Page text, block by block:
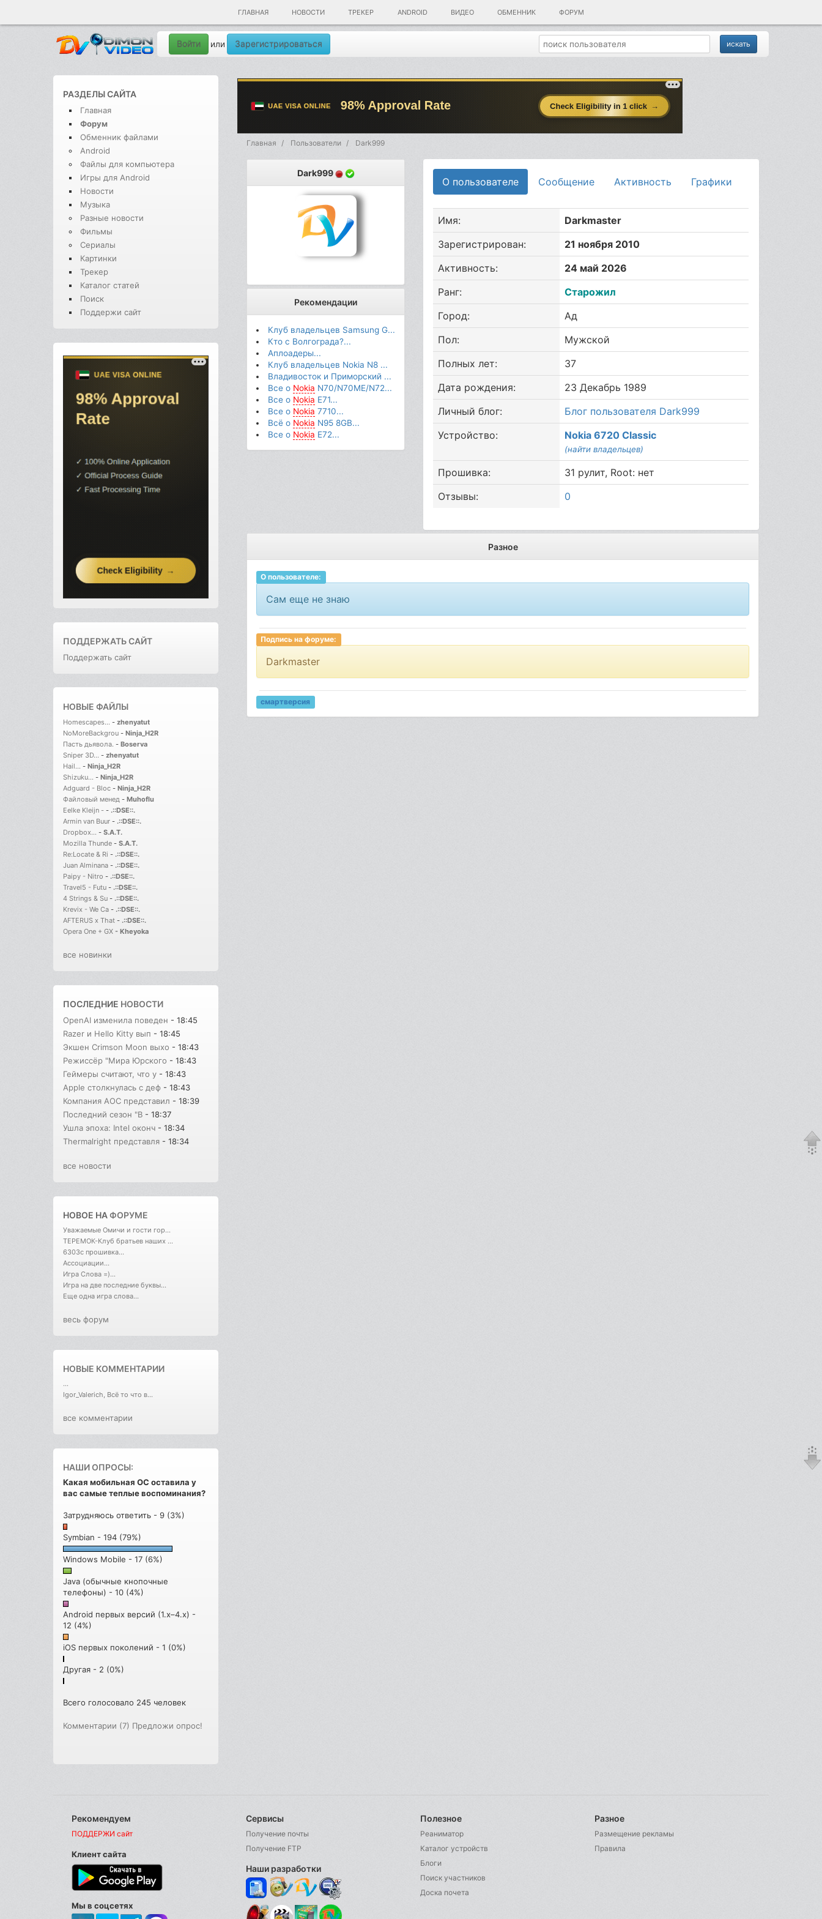
ГЛАВНАЯ НОВОСТИ ТРЕКЕР ANDROID ВИДЕО ОБМЕННИК ФОРУМ
Войти или Зарегистрироваться
РАЗДЕЛЫ САЙТА
Главная
Форум
Обменник файлами
Android
Файлы для компьютера
Игры для Android
Новости
Музыка
Разные новости
Фильмы
Сериалы
Картинки
Трекер
Каталог статей
Поиск
Поддержи сайт
ПОДДЕРЖАТЬ САЙТ
Поддержать сайт
НОВЫЕ ФАЙЛЫ
Homescapes... - zhenyatut
NoMoreBackgrou - Ninja_H2R
Пасть дьявола. - Boserva
Sniper 3D... - zhenyatut
Hail... - Ninja_H2R
Shizuku... - Ninja_H2R
Adguard - Bloc - Ninja_H2R
Файловый менед - Muhoflu
Eelke Kleijn - - .::DSE::.
Armin van Buur - .::DSE::.
Dropbox... - S.A.T.
Mozilla Thunde - S.A.T.
Re:Locate & Ri - .::DSE::.
Juan Alminana - .::DSE::.
Paipy - Nitro - .::DSE::.
Travel5 - Futu - .::DSE::.
4 Strings & Su - .::DSE::.
Krevix - We Ca - .::DSE::.
AFTERUS x That - .::DSE::.
Opera One + GX - Kheyoka
все новинки
ПОСЛЕДНИЕ НОВОСТИ
OpenAI изменила поведен - 18:45
Razer и Hello Kitty вып - 18:45
Экшен Crimson Moon выхо - 18:43
Режиссёр "Мира Юрского - 18:43
Геймеры считают, что у - 18:43
Apple столкнулась с деф - 18:43
Компания AOC представил - 18:39
Последний сезон "В - 18:37
Ушла эпоха: Intel оконч - 18:34
Thermalright представля - 18:34
все новости
НОВОЕ НАФОРУМЕ
Уважаемые Омичи и гости гор...
ТЕРЕМОК-Клуб братьев наших ...
6303с прошивка...
Ассоциации...
Игра Слова =)...
Игра на две последние буквы...
Еще одна игра слова...
весь форум
НОВЫЕ КОММЕНТАРИИ
...
Igor_Valerich, Всё то что в...
все комментарии
НАШИ ОПРОСЫ:
Какая мобильная ОС оставила у
вас самые теплые воспоминания?
Затрудняюсь ответить - 9 (3%)
Symbian - 194 (79%)
Windows Mobile - 17 (6%)
Java (обычные кнопочные
телефоны) - 10 (4%)
Android первых версий (1.x–4.x) -
12 (4%)
iOS первых поколений - 1 (0%)
Другая - 2 (0%)
Всего голосовало 245 человек
Комментарии (7) Предложи опрос!
Главная Пользователи Dark999
Dark999
Рекомендации
Клуб владельцев Samsung G...
Кто с Волгограда?...
Аплоадеры...
Клуб владельцев Nokia N8 ...
Владивосток и Приморский ...
Все о Nokia N70/N70ME/N72...
Все о Nokia E71...
Все о Nokia 7710...
Всё о Nokia N95 8GB...
Все о Nokia E72...
О пользователе Сообщение Активность Графики
Имя:
Darkmaster
Зарегистрирован:
21 ноября 2010
Активность:
24 май 2026
Ранг:
Старожил
Город:
Ад
Пол:
Мужской
Полных лет:
37
Дата рождения:
23 Декабрь 1989
Личный блог:
Блог пользователя Dark999
Устройство:
Nokia 6720 Classic
(найти владельцев)
Прошивка:
31 рулит, Root: нет
Отзывы:
0
Разное
О пользователе:
Сам еще не знаю
Подпись на форуме:
Darkmaster
смартверсия
Рекомендуем
ПОДДЕРЖИ сайт
Клиент сайта
Мы в соцсетях
Сервисы
Получение почты
Получение FTP
Наши разработки
Полезное
Реаниматор
Каталог устройств
Блоги
Поиск участников
Доска почета
Разное
Размещение рекламы
Правила